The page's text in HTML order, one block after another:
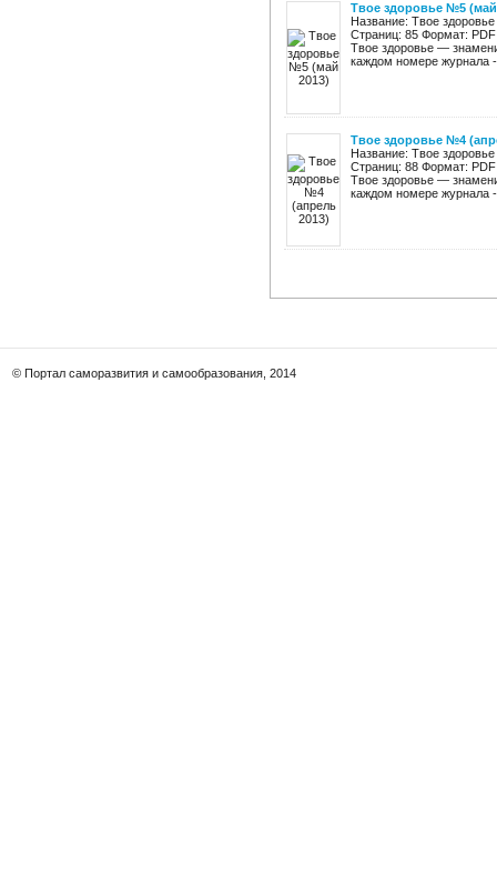
Твое здоровье №5 (май
Название: Твое
Страниц: 85 Формат:
Твое здоровье —
каждом номере журнала
Твое здоровье №4
Название: Твое
Страниц: 88 Формат:
Твое здоровье —
каждом номере журнала
© Портал саморазвития и самообразования, 2014